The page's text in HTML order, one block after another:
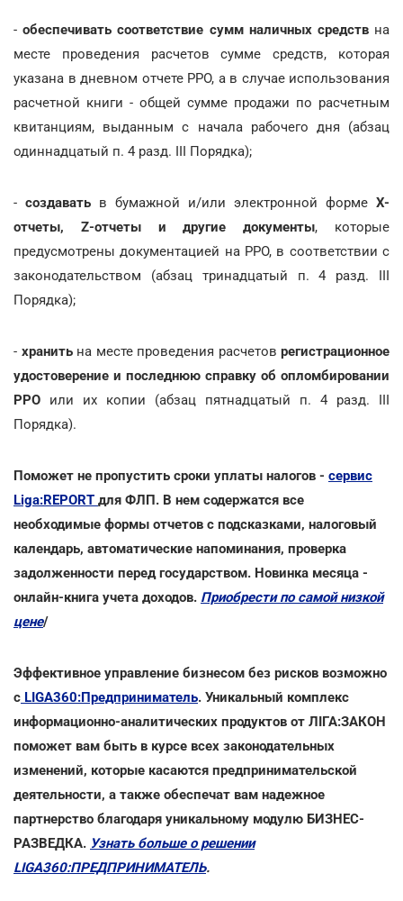
-обеспечивать соответствие сумм наличных средствна
месте проведения расчетов сумме средств, которая
указана в дневном отчете РРО, а в случае использования
расчетной книги - общей сумме продажи по расчетным
квитанциям, выданным с начала рабочего дня (абзац
одиннадцатый п. 4 разд. ІІІ Порядка);
- создавать в бумажной и/или электронной форме X-
отчеты, Z-отчеты и другие документы, которые
предусмотрены документацией на РРО, в соответствии с
законодательством (абзац тринадцатый п. 4 разд. ІІІ
Порядка);
- хранить на месте проведения расчетов регистрационное
удостоверение и последнюю справку об опломбировании
РРО или их копии (абзац пятнадцатый п. 4 разд. ІІІ
Порядка).
Поможет не пропустить сроки уплаты налогов - сервис
Liga:REPORT для ФЛП. В нем содержатся все
необходимые формы отчетов с подсказками, налоговый
календарь, автоматические напоминания, проверка
задолженности перед государством. Новинка месяца -
онлайн-книга учета доходов. Приобрести по самой низкой
цене/
Эффективное управление бизнесом без рисков возможно
с LIGA360:Предприниматель. Уникальный комплекс
информационно-аналитических продуктов от ЛІГА:ЗАКОН
поможет вам быть в курсе всех законодательных
изменений, которые касаются предпринимательской
деятельности, а также обеспечат вам надежное
партнерство благодаря уникальному модулю БИЗНЕС-
РАЗВЕДКА. Узнать больше о решении
LIGA360:ПРЕДПРИНИМАТЕЛЬ.